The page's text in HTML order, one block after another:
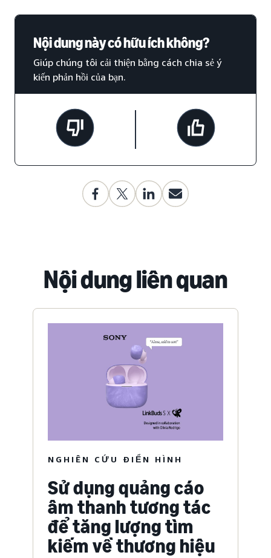
Nội dung này có hữu ích không?
Giúp chúng tôi cải thiện bằng cách chia sẻ ý
kiến phản hồi của bạn.
Nội dung liên quan
NGHIÊN CỨU ĐIỂN HÌNH
Sử dụng quảng cáo
âm thanh tương tác
để tăng lượng tìm
kiếm về thương hiệu